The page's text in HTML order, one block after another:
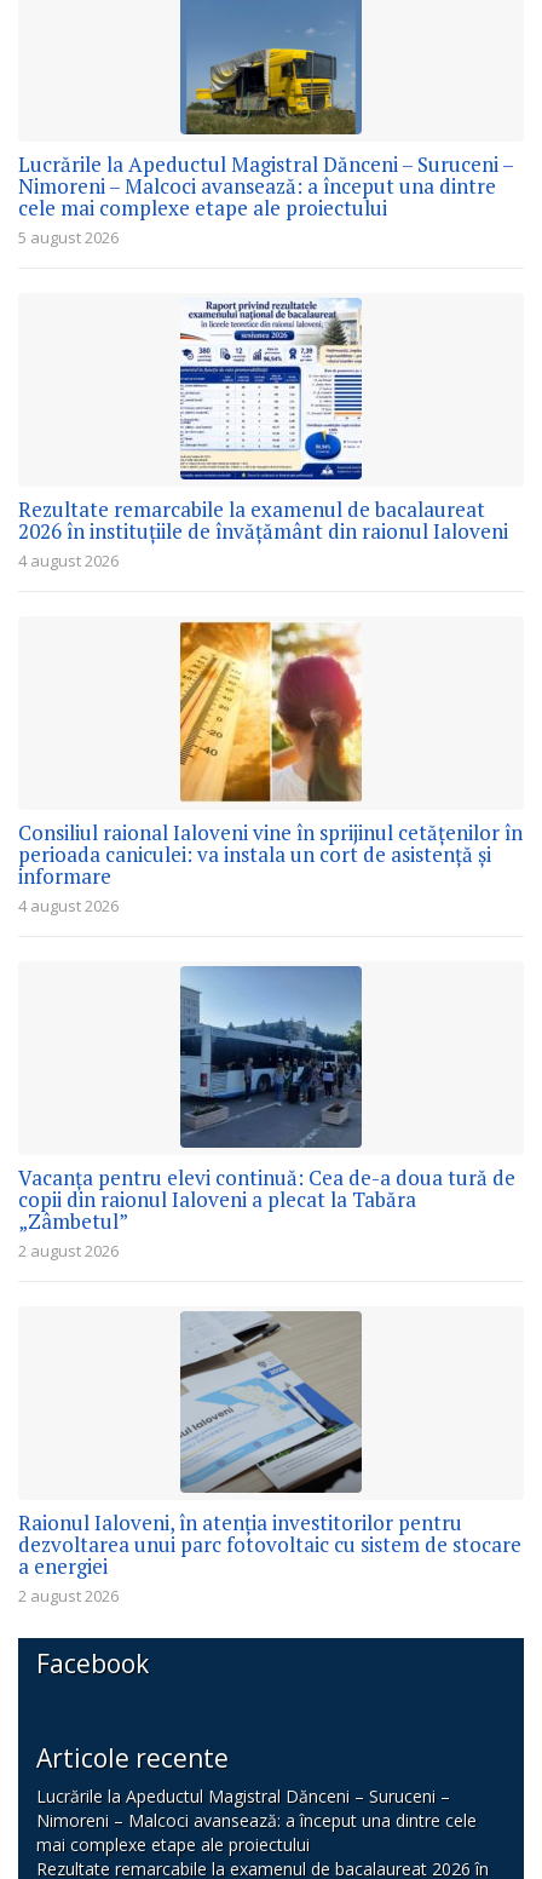
Lucrările la Apeductul Magistral Dănceni – Suruceni –
Nimoreni – Malcoci avansează: a început una dintre
cele mai complexe etape ale proiectului
5 august 2026
Rezultate remarcabile la examenul de bacalaureat
2026 în instituțiile de învățământ din raionul Ialoveni
4 august 2026
Consiliul raional Ialoveni vine în sprijinul cetățenilor în
perioada caniculei: va instala un cort de asistență și
informare
4 august 2026
Vacanța pentru elevi continuă: Cea de-a doua tură de
copii din raionul Ialoveni a plecat la Tabăra
„Zâmbetul”
2 august 2026
Raionul Ialoveni, în atenția investitorilor pentru
dezvoltarea unui parc fotovoltaic cu sistem de stocare
a energiei
2 august 2026
Facebook
Articole recente
Lucrările la Apeductul Magistral Dănceni – Suruceni –
Nimoreni – Malcoci avansează: a început una dintre cele
mai complexe etape ale proiectului
Rezultate remarcabile la examenul de bacalaureat 2026 în